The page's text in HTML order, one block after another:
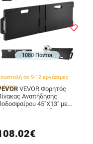
1080 Πόντοι
σε 9-12 εργάσιμες
Αναπήδησης
45"X13" με
Δύο Γωνίες Αναπήδησης